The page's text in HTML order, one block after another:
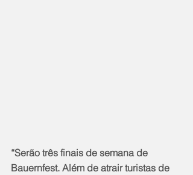
“Serão três finais de semana de
Bauernfest. Além de atrair turistas de